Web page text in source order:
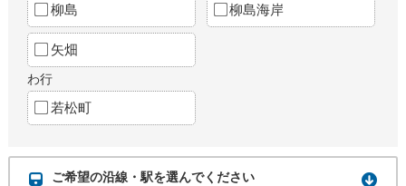
柳島 柳島海岸
矢畑
わ行
若松町
ご希望の沿線・駅を選んでください